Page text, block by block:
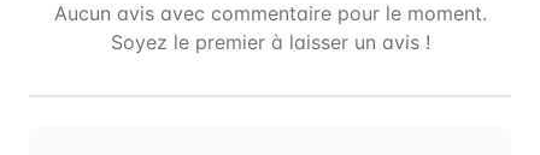
Aucun avis avec commentaire pour le moment.
Soyez le premier à laisser un avis !